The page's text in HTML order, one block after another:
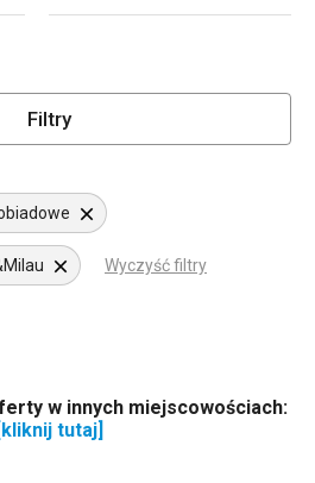
Filtry
Wyczyść filtry
w innych miejscowościach:
[kliknij tutaj]